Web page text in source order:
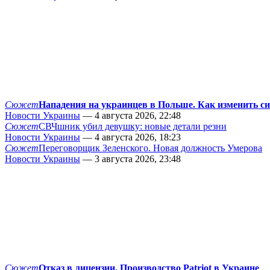
СюжетНападения на украинцев в Польше. Как изменить
Новости Украины — 4 августа 2026, 22:48
СюжетСВЧшник убил девушку: новые детали резни
Новости Украины — 4 августа 2026, 18:23
СюжетПереговорщик Зеленского. Новая должность Умерова
Новости Украины — 3 августа 2026, 23:48